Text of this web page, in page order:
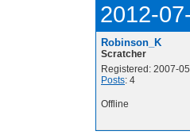
2012-
Robinson_K
Scratcher
Registered: 2007-
Posts: 4
Offline